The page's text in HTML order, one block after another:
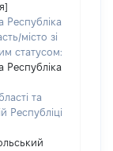
Республіка
місто зі
статусом:
Республіка
та
Республіці